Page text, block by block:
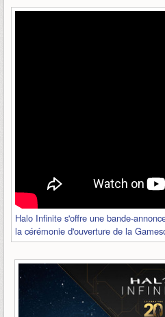
Halo Infinite s'offre une bande-
la cérémonie d'ouverture de la